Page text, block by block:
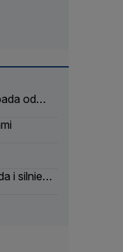
od
i silnie